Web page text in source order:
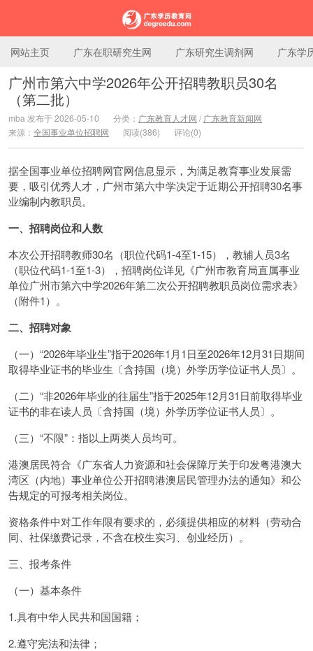
网站主页 广东在职研究生网 广东研究生调剂网 广东学
广州市第六中学2026年公开招聘教职员30名
（第二批）
mba 发布于 2026-05-10 分类： 广东教育人才网 / 广东教育新闻网
来源： 全国事业单位招聘网 阅读(386) 评论(0)
据全国事业单位招聘网官网信息显示，为满足教育事业发展需
要，吸引优秀人才，广州市第六中学决定于近期公开招聘30名事
业编制内教职员。
一、招聘岗位和人数
本次公开招聘教师30名（职位代码1-4至1-15），教辅人员3名
（职位代码1-1至1-3），招聘岗位详见《广州市教育局直属事业
单位广州市第六中学2026年第二次公开招聘教职员岗位需求表》
（附件1）。
二、招聘对象
（一）“2026年毕业生”指于2026年1月1日至2026年12月31日期间
取得毕业证书的毕业生〔含持国（境）外学历学位证书人员〕。
（二）“非2026年毕业的往届生”指于2025年12月31日前取得毕业
证书的非在读人员〔含持国（境）外学历学位证书人员〕。
（三）“不限”：指以上两类人员均可。
港澳居民符合《广东省人力资源和社会保障厅关于印发粤港澳大
湾区（内地）事业单位公开招聘港澳居民管理办法的通知》和公
告规定的可报考相关岗位。
资格条件中对工作年限有要求的，必须提供相应的材料（劳动合
同、社保缴费记录，不含在校生实习、创业经历）。
三、报考条件
（一）基本条件
1.具有中华人民共和国国籍；
2.遵守宪法和法律；